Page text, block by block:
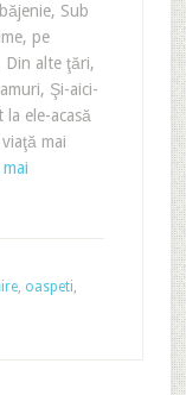
Sub
pe
Din alte ţări,
Şi-aici-
la ele-acasă
mai
, oaspeti,